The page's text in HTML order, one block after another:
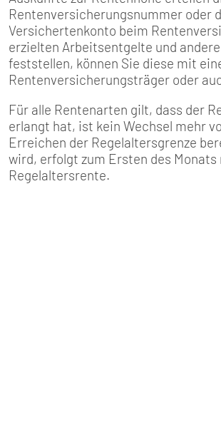
TARIF
SERVICE
MITGLIEDSCHAFT
PRESSE
Rentenversicherungsnummer oder
Versichertenkonto beim
erzielten Arbeitsentgelte und
feststellen, können Sie diese mit
Rentenversicherungsträger oder
Für alle Rentenarten gilt, dass der
erlangt hat, ist kein Wechsel mehr
Erreichen der Regelaltersgrenze
wird, erfolgt zum Ersten des
Regelaltersrente.